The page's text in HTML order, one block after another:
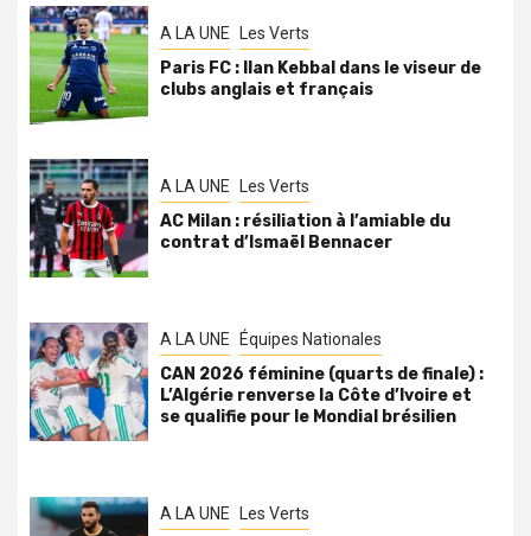
A LA UNE Les Verts
Paris FC : Ilan Kebbal dans le viseur de
clubs anglais et français
A LA UNE Les Verts
AC Milan : résiliation à l’amiable du
contrat d’Ismaël Bennacer
A LA UNE Équipes Nationales
CAN 2026 féminine (quarts de finale) :
L’Algérie renverse la Côte d’Ivoire et
se qualifie pour le Mondial brésilien
A LA UNE Les Verts